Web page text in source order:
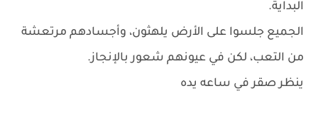
البداية.
الجميع جلسوا على الأرض يلهثون، وأجسادهم مرتعشة
من التعب، لكن في عيونهم شعور بالإنجاز.
ينظر صقر في ساعه يده